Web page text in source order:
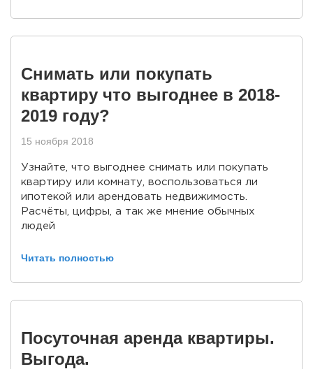
Снимать или покупать
квартиру что выгоднее в 2018-
2019 году?
15 ноября 2018
Узнайте, что выгоднее снимать или покупать
квартиру или комнату, воспользоваться ли
ипотекой или арендовать недвижимость.
Расчёты, цифры, а так же мнение обычных
людей
Читать полностью
Посуточная аренда квартиры.
Выгода.